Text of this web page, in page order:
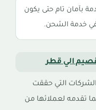
بآمان تام حتى يكون
خدمة الشحن.
الي قطر
التي حققت
تقدمه لعملائها من